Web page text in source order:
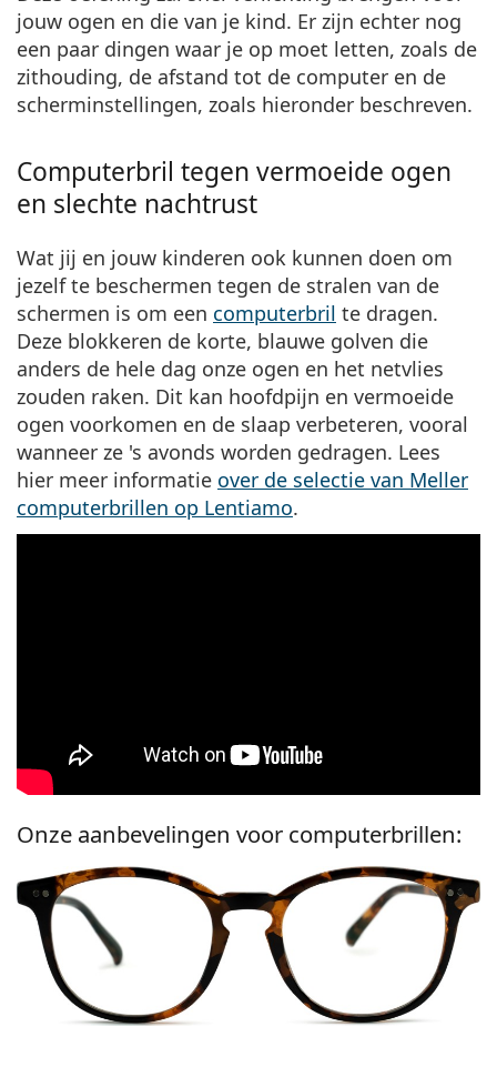
jouw ogen en die van je kind. Er zijn echter nog
een paar dingen waar je op moet letten, zoals de
zithouding, de afstand tot de computer en de
scherminstellingen, zoals hieronder beschreven.
Computerbril tegen vermoeide ogen
en slechte nachtrust
Wat jij en jouw kinderen ook kunnen doen om
jezelf te beschermen tegen de stralen van de
schermen is om een computerbril te dragen.
Deze blokkeren de korte, blauwe golven die
anders de hele dag onze ogen en het netvlies
zouden raken. Dit kan hoofdpijn en vermoeide
ogen voorkomen en de slaap verbeteren, vooral
wanneer ze 's avonds worden gedragen. Lees
hier meer informatie over de selectie van Meller
computerbrillen op Lentiamo.
Onze aanbevelingen voor computerbrillen: